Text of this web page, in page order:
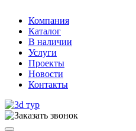
Компания
Каталог
В наличии
Услуги
Проекты
Новости
Контакты